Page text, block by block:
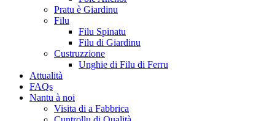
Pratu è Giardinu
Filu
Filu Spinatu
Filu di Giardinu
Custruzzione
Unghie di Filu di Ferru
Attualità
FAQs
Nantu à noi
Visita di a Fabbrica